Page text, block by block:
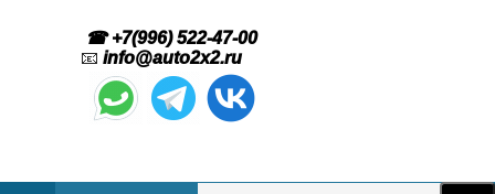
☎ +7(996) 522-47-00
📧 info@auto2x2.ru